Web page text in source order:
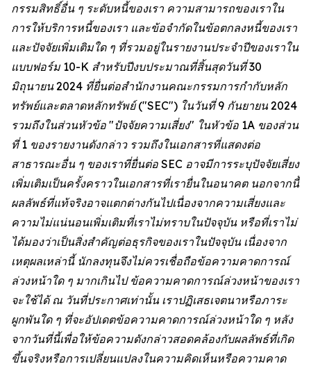
กรรมสิทธิ์อื่น ๆ ระดับหนี้ของเรา ความสามารถของเราใน
การให้บริการหนี้ของเรา และข้อจำกัดในข้อตกลงหนี้ของเรา
และปัจจัยเพิ่มเติมใด ๆ ที่รวมอยู่ในรายงานประจำปีของเราใน
แบบฟอร์ม 10-K สำหรับปีงบประมาณที่สิ้นสุดวันที่ 30
มิถุนายน 2024 ที่ยื่นต่อสำนักงานคณะกรรมการกำกับหลัก
ทรัพย์และตลาดหลักทรัพย์ ("SEC") ในวันที่ 9 กันยายน 2024
รวมถึงในส่วนหัวข้อ "ปัจจัยความเสี่ยง" ในหัวข้อ 1A ของส่วน
ที่ 1 ของรายงานดังกล่าว รวมถึงในเอกสารที่แสดงต่อ
สาธารณะอื่น ๆ ของเราที่ยื่นต่อ SEC อาจมีการระบุปัจจัยเสี่ยง
เพิ่มเติมเป็นครั้งคราวในเอกสารที่เรายื่นในอนาคต นอกจากนี้
ผลลัพธ์ที่แท้จริงอาจแตกต่างกันไปเนื่องจากความเสี่ยงและ
ความไม่แน่นอนเพิ่มเติมที่เราไม่ทราบในปัจจุบัน หรือที่เราไม่
ได้มองว่าเป็นสิ่งสำคัญต่อธุรกิจของเราในปัจจุบัน เนื่องจาก
เหตุผลเหล่านี้ นักลงทุนจึงไม่ควรเชื่อถือข้อความคาดการณ์
ล่วงหน้าใด ๆ มากเกินไป ข้อความคาดการณ์ล่วงหน้าของเรา
จะใช้ได้ ณ วันที่ประกาศเท่านั้น เราปฏิเสธเจตนาหรือภาระ
ผูกพันใด ๆ ที่จะอัปเดตข้อความคาดการณ์ล่วงหน้าใด ๆ หลัง
จากวันที่นี้เพื่อให้ข้อความดังกล่าวสอดคล้องกับผลลัพธ์ที่เกิด
ขึ้นจริงหรือการเปลี่ยนแปลงในความคิดเห็นหรือความคาด